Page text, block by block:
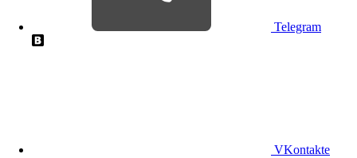
Telegram
VKontakte